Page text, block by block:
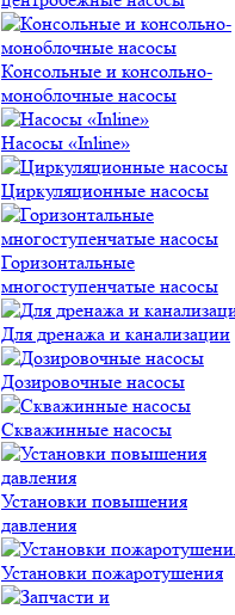
Консольные и консольно-
моноблочные насосы
Насосы «Inline»
Циркуляционные насосы
Горизонтальные
многоступенчатые насосы
Для дренажа и канализации
Дозировочные насосы
Скважинные насосы
Установки повышения
давления
Установки пожаротушения